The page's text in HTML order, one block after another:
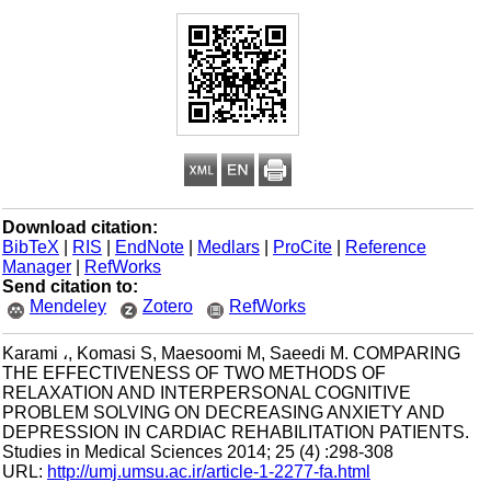
Download citation:
BibTeX
| RIS |EndNote |Medlars |ProCite |Reference
Manager
|RefWorks
Send citation to:
Mendeley
Zotero RefWorks
Karami ،, Komasi S, Maesoomi M, Saeedi M. COMPARING
THE EFFECTIVENESS OF TWO METHODS OF
RELAXATION AND INTERPERSONAL COGNITIVE
PROBLEM SOLVING ON DECREASING ANXIETY AND
DEPRESSION IN CARDIAC REHABILITATION PATIENTS.
Studies in Medical Sciences 2014; 25 (4) :298-308
URL:http://umj.umsu.ac.ir/article-1-2277-fa.html